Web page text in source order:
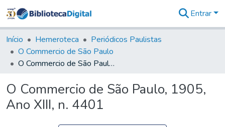
&
Coleções
Tudo na
Biblioteca
Estatísticas
Entrar
Início Hemeroteca
Periódicos Paulistas
O Commercio de São Paulo
O Commercio de São Paulo, 1905, Ano XIII, n. 4401
O Commercio de São Paulo, 1905,
Ano XIII, n. 4401